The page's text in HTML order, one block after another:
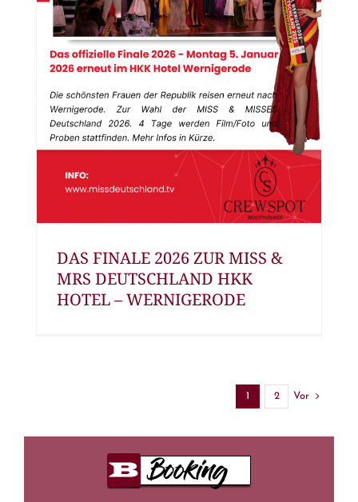
DAS FINALE 2026 ZUR MISS &
MRS DEUTSCHLAND HKK
HOTEL – WERNIGERODE
1 2 Vor